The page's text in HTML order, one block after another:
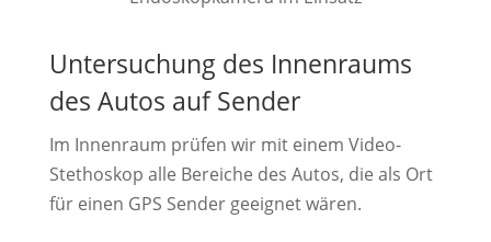
Untersuchung des Innenraums
des Autos auf Sender
Im Innenraum prüfen wir mit einem Video-
Stethoskop alle Bereiche des Autos, die als Ort
für einen GPS Sender geeignet wären.